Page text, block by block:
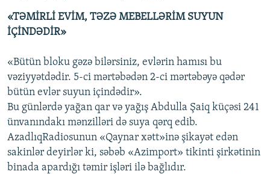
QANUNI DOĞRU
ARAŞDIRMA
MULTIMEDIA
VIDEO
FOTOQALEREYA
İNFOQRAFIKA
KARIKATURA
RADIO ARXIV
OXU ZALI
AZƏRBAYCAN ƏDƏBIYYATI KITABXANASI
İSLAM VƏ DEMOKRATIYA
İZ - MƏDƏNIYYƏT PROQRAMI
HAQQIMIZDA
MISSIYAMIZ
PEŞƏ ETIKASI VƏ JURNALISTIKA STANDARTLARIMIZ
MATERIALLARIMIZDAN ISTIFADƏ
BIZI IZLƏ
«TƏMİRLİ EVİM, TƏZƏ MEBELLƏRİM SUYUN
İÇİNDƏDİR»
«Bütün bloku gəzə bilərsiniz, evlərin hamısı bu
vəziyyətdədir. 5-ci mərtəbədən 2-ci mərtəbəyə qədər
bütün evlər suyun içindədir».
Bu günlərdə yağan qar və yağış Abdulla Şaiq küçəsi 241
ünvanındakı mənzilləri də suya qərq edib.
AzadlıqRadiosunun «Qaynar xətt»inə şikayət edən
sakinlər deyirlər ki, səbəb «Azimport» tikinti şirkətinin
binada apardığı təmir işləri ilə bağlıdır.